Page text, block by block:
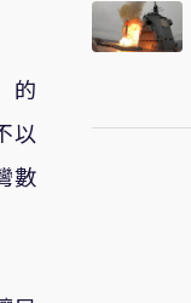
的
以
數